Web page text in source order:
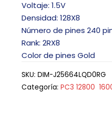
Voltaje: 1.5V
Densidad: 128X8
Número de pines 240
Rank: 2RX8
Color de pines Gold
SKU:DIM-J25664LQD0RG
Categoría:PC3 12800